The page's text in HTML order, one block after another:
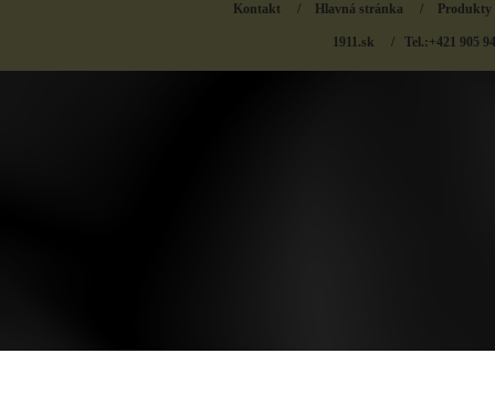
Kontakt / Hlavná stránka / Produkty
1911.sk / Tel.:+421 905